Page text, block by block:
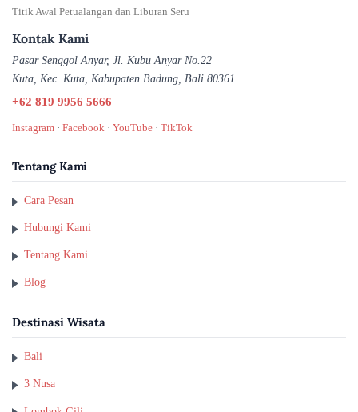
Titik Awal Petualangan dan Liburan Seru
Kontak Kami
Pasar Senggol Anyar, Jl. Kubu Anyar No.22
Kuta, Kec. Kuta, Kabupaten Badung, Bali 80361
+62 819 9956 5666
Instagram · Facebook · YouTube · TikTok
Tentang Kami
Cara Pesan
Hubungi Kami
Tentang Kami
Blog
Destinasi Wisata
Bali
3 Nusa